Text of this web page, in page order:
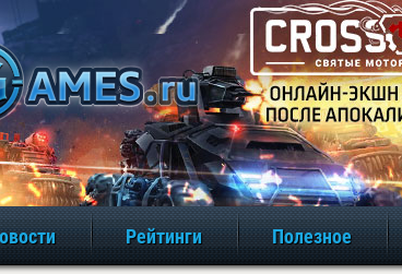
Рейтинги Полезное